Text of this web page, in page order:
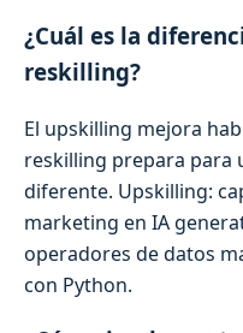
¿Cuál es la
reskilling?
El upskilling mejora
reskilling prepara para
diferente. Upskilling:
marketing en IA
operadores de datos
con Python.